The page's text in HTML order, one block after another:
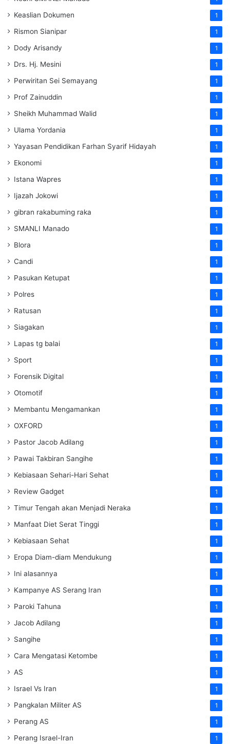
Keaslian Dokumen 1
Rismon Sianipar 1
Dody Arisandy 1
Drs. Hj. Mesini 1
Perwiritan Sei Semayang 1
Prof Zainuddin 1
Sheikh Muhammad Walid 1
Ulama Yordania 1
Yayasan Pendidikan Farhan Syarif Hidayah 1
Ekonomi 1
Istana Wapres 1
Ijazah Jokowi 1
gibran rakabuming raka 1
SMANLI Manado 1
Blora 1
Candi 1
Pasukan Ketupat 1
Polres 1
Ratusan 1
Siagakan 1
Lapas tg balai 1
Sport 1
Forensik Digital 1
Otomotif 1
Membantu Mengamankan 1
OXFORD 1
Pastor Jacob Adilang 1
Pawai Takbiran Sangihe 1
Kebiasaan Sehari-Hari Sehat 1
Review Gadget 1
Timur Tengah akan Menjadi Neraka 1
Manfaat Diet Serat Tinggi 1
Kebiasaan Sehat 1
Eropa Diam-diam Mendukung 1
Ini alasannya 1
Kampanye AS Serang Iran 1
Paroki Tahuna 1
Jacob Adilang 1
Sangihe 1
Cara Mengatasi Ketombe 1
AS 1
Israel Vs Iran 1
Pangkalan Militer AS 1
Perang AS 1
Perang Israel-Iran 1